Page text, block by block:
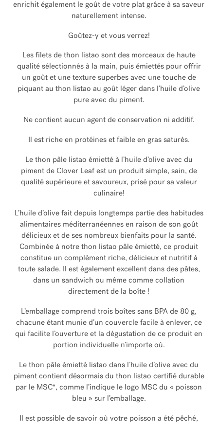
enrichit également le goût de votre plat grâce à sa saveur
naturellement intense.
Goûtez-y et vous verrez!
Les filets de thon listao sont des morceaux de haute
qualité sélectionnés à la main, puis émiettés pour offrir
un goût et une texture superbes avec une touche de
piquant au thon listao au goût léger dans l’huile d’olive
pure avec du piment.
Ne contient aucun agent de conservation ni additif.
Il est riche en protéines et faible en gras saturés.
Le thon pâle listao émietté à l’huile d’olive avec du
piment de Clover Leaf est un produit simple, sain, de
qualité supérieure et savoureux, prisé pour sa valeur
culinaire!
L’huile d’olive fait depuis longtemps partie des habitudes
alimentaires méditerranéennes en raison de son goût
délicieux et de ses nombreux bienfaits pour la santé.
Combinée à notre thon listao pâle émietté, ce produit
constitue un complément riche, délicieux et nutritif à
toute salade. Il est également excellent dans des pâtes,
dans un sandwich ou même comme collation
directement de la boîte !
L’emballage comprend trois boîtes sans BPA de 80 g,
chacune étant munie d’un couvercle facile à enlever, ce
qui facilite l’ouverture et la dégustation de ce produit en
portion individuelle n’importe où.
Le thon pâle émietté listao dans l’huile d’olive avec du
piment contient désormais du thon listao certifié durable
par le MSC*, comme l’indique le logo MSC du « poisson
bleu » sur l’emballage.
Il est possible de savoir où votre poisson a été pêché,